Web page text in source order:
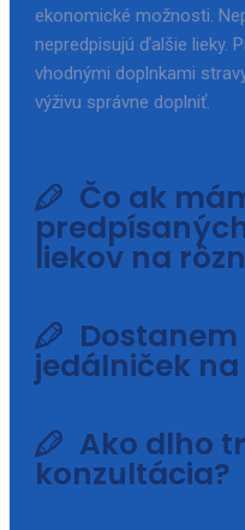
ekonomické možnosti.
nepredpisujú ďalšie lieky.
vhodnými doplnkami
výživu správne doplniť.
Čo ak
liekov na
jedálniček
Ako dlho
konzultácia?